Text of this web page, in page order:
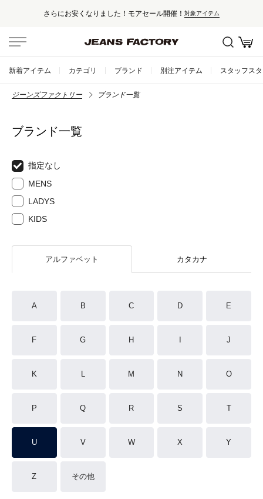
さらにお安くなりました！モアセール開催！ 対象アイテム
新着アイテム カテゴリ ブランド 別注アイテム スタッフス
ジーンズファクトリー ブランド一覧
ブランド一覧
指定なし
MENS
LADYS
KIDS
アルファベット カタカナ
A B C D E
F G H J
K L M N O
P Q R S T
U V W X Y
Z その他